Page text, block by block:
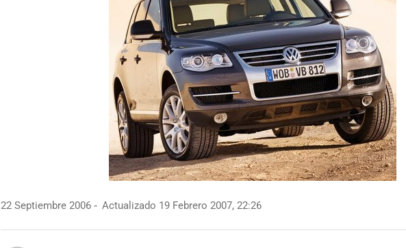
22 Septiembre 2006 Actualizado 19 Febrero 2007, 22:26